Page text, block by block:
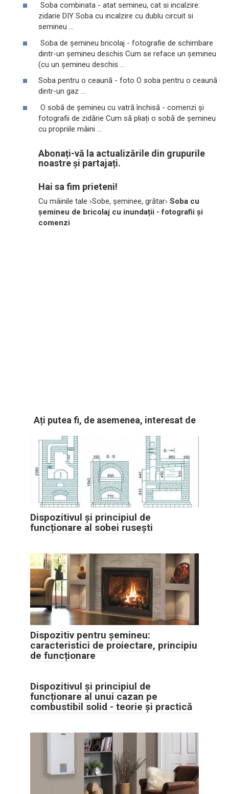
Soba combinata - atat semineu, cat si incalzire:
zidarie DIY Soba cu incalzire cu dublu circuit si
semineu ...
Soba de șemineu bricolaj - fotografie de schimbare
dintr-un șemineu deschis Cum se reface un șemineu
(cu un șemineu deschis ...
Soba pentru o ceaună - foto O soba pentru o ceaună
dintr-un gaz ...
O sobă de șemineu cu vatră închisă - comenzi și
fotografii de zidărie Cum să pliați o sobă de șemineu
cu propriile mâini ...
Abonați-vă la actualizările din grupurile
noastre și partajați.
Hai sa fim prieteni!
Cu mâinile tale ›Sobe, șeminee, grătar› Soba cu
șemineu de bricolaj cu inundații - fotografii și
comenzi
Ați putea fi, de asemenea, interesat de
Dispozitivul și principiul de
funcționare al sobei rusești
Dispozitiv pentru șemineu:
caracteristici de proiectare, principiu
de funcționare
Dispozitivul și principiul de
funcționare al unui cazan pe
combustibil solid - teorie și practică